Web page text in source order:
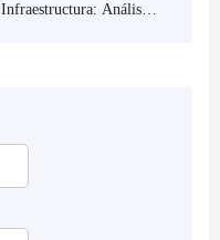
Análisis